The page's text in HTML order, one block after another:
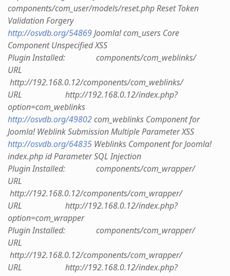
components/com_user/models/reset.php Reset Token
Validation Forgery
http://osvdb.org/54869Joomla! com_users Core
Component Unspecified XSS
Plugin Installed: components/com_weblinks/
URL
http://192.168.0.12/components/com_weblinks/
URL http://192.168.0.12/index.php?
option=com_weblinks
http://osvdb.org/49802com_weblinks Component for
Joomla! Weblink Submission Multiple Parameter XSS
http://osvdb.org/64835 Weblinks Component for Joomla!
index.php id Parameter SQL Injection
Plugin Installed: components/com_wrapper/
URL
http://192.168.0.12/components/com_wrapper/
URL http://192.168.0.12/index.php?
option=com_wrapper
Plugin Installed: components/com_wrapper/
URL
http://192.168.0.12/components/com_wrapper/
URL http://192.168.0.12/index.php?